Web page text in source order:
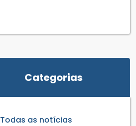
Categorias
Todas as notícias